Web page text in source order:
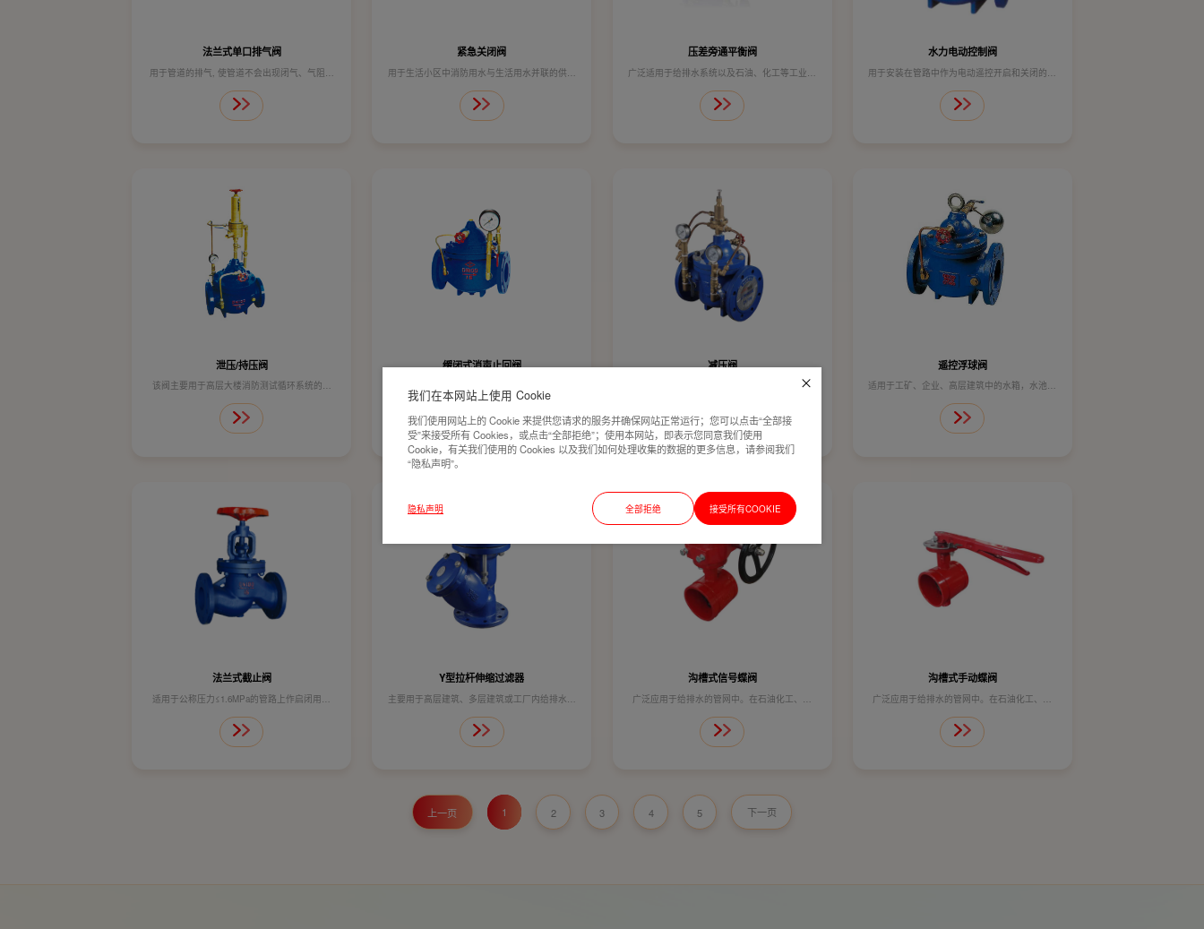
法兰式单口排气阀
用于管道的排气, 使管道不会出现闭气、气阻，
如水泵停电时管内随时会出现负压力，自动吸气
可保护管道安全。
适用介质 水
紧急关闭阀
用于生活小区中消防用水与生活用水并联的供水
系统中。当消防用水时阀门自动紧急关闭生活用
水保证消防用水。当消防结束时，阀门自动打
壳体试验 2.4MPa
密封试验 1.76MPa
工作温度 ≤80℃
适用介质 水
压差旁通平衡阀
广泛适用于给排水系统以及石油、化工等工业部
门的管道泵出口处,防止介质逆流。产品结构简
单,保养,维修,运输均很方便。
适用介质 水
水力电动控制阀
用于安装在管路中作为电动遥控开启和关闭的功
能，同时可加装速度调控装置，可取代启闭闸阀
或蝶阀的大型电动装置。
密封试验 1.76MPa
工作温度 ≤80℃
适用介质 水
泄压/持压阀
该阀主要用于高层大楼消防测试循环系统的泄
压，以防止水压过高造成的系统故障，可维持主
阀上游供水压力于某一设定值以上，保障主阀上
壳体试验 2.4MPa
密封试验 1.76MPa
工作温度 ≤80℃
适用介质 水
缓闭式消声止回阀
闭的效果。
技术参数：
工作温度 ≤80℃
适用介质 水
减压阀
用于生活给水、消防给水及其他工业给水系统,
广泛用于高层建筑、生活区等供水管网系统及城
市供工程。
密封试验 1.1MPa 1.76MPa
工作温度 ≤80℃ ≤80℃
适用介质 水
遥控浮球阀
适用于工矿、企业、高层建筑中的水箱，水池，
水塔的自动供水系统。
技术参数：
适用介质 水
法兰式截止阀
适用于公称压力≤1.6MPa的管路上作启闭用。
技术参数：
公称压力 1.6MPa
Y型拉杆伸缩过滤器
主要用于高层建筑、多层建筑或工厂内给排水配
管，通常安装于减压阀、泄压阀、定水位阀或其
它主要设备的进口端，便于清除杂物或安装拆卸
沟槽式信号蝶阀
广泛应用于给排水的管网中。在石油化工、建
筑、能源、消防、自来水、海水和污水等水处理
中，可以当作一种管道调节以及截流使用.
壳体试验 2.4MPa
密封试验 1.76MPa
沟槽式手动蝶阀
广泛应用于给排水的管网中。在石油化工、建
筑、能源、消防、自来水、海水和污水等水处理
中，可以当作一种管道调节以及截流使用.
上一页 1 2 3 4 5 下一页
我们在本网站上使用 Cookie
我们使用网站上的 Cookie 来提供您请求的服务并确保网站正常运行；您可以点击“全部接
受”来接受所有 Cookies，或点击“全部拒绝”；使用本网站，即表示您同意我们使用
Cookie，有关我们使用的 Cookies 以及我们如何处理收集的数据的更多信息，请参阅我们
“隐私声明”。
隐私声明 全部拒绝 接受所有COOKIE